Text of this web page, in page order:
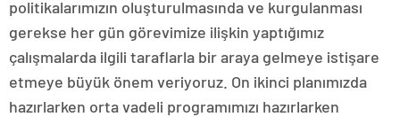
politikalarımızın oluşturulmasında ve kurgulanması
gerekse her gün görevimize ilişkin yaptığımız
çalışmalarda ilgili taraflarla bir araya gelmeye istişare
etmeye büyük önem veriyoruz. On ikinci planımızda
hazırlarken orta vadeli programımızı hazırlarken